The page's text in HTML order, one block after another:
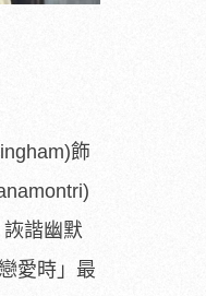
飾
詼諧幽默
愛時」最